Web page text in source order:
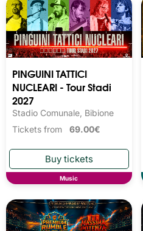
PINGUINI TATTICI
NUCLEARI - Tour Stadi
2027
Stadio Comunale, Bibione
Tickets from 69.00€
Music